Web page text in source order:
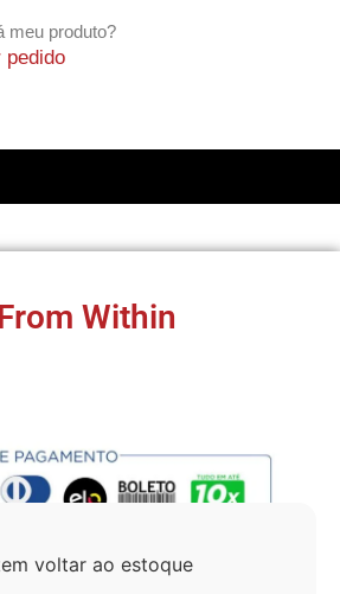
meu produto?
pedido
Within
voltar ao estoque